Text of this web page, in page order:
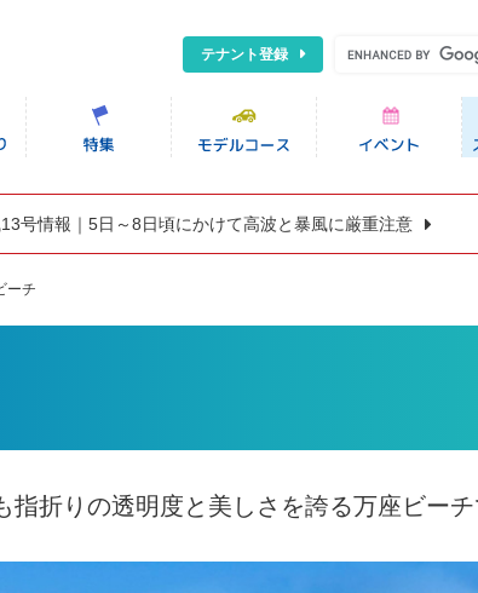
テナント登録
号情報｜5日～8日頃にかけて高波と暴風に厳重注意
ーチ
折りの透明度と美しさを誇る万座ビーチ